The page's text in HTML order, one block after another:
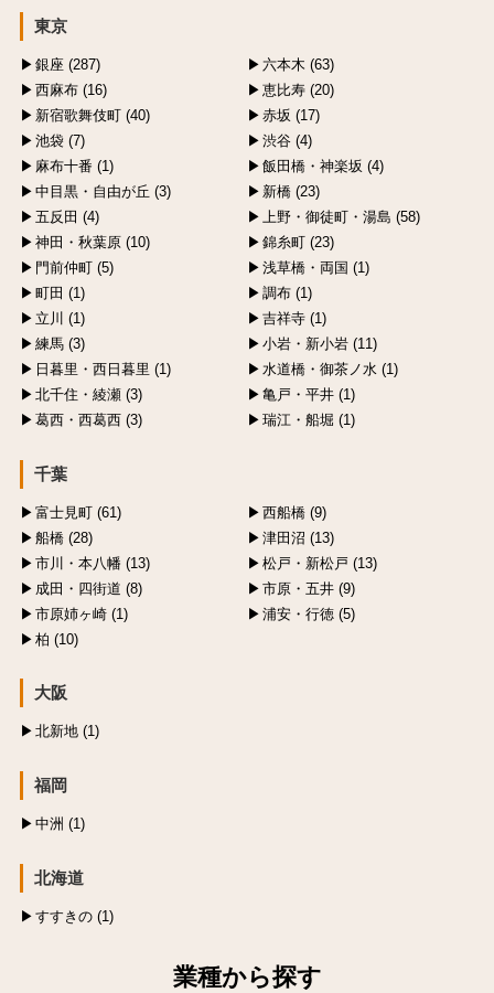
東京
銀座 (287)
六本木 (63)
西麻布 (16)
恵比寿 (20)
新宿歌舞伎町 (40)
赤坂 (17)
池袋 (7)
渋谷 (4)
麻布十番 (1)
飯田橋・神楽坂 (4)
中目黒・自由が丘 (3)
新橋 (23)
五反田 (4)
上野・御徒町・湯島 (58)
神田・秋葉原 (10)
錦糸町 (23)
門前仲町 (5)
浅草橋・両国 (1)
町田 (1)
調布 (1)
立川 (1)
吉祥寺 (1)
練馬 (3)
小岩・新小岩 (11)
日暮里・西日暮里 (1)
水道橋・御茶ノ水 (1)
北千住・綾瀬 (3)
亀戸・平井 (1)
葛西・西葛西 (3)
瑞江・船堀 (1)
千葉
富士見町 (61)
西船橋 (9)
船橋 (28)
津田沼 (13)
市川・本八幡 (13)
松戸・新松戸 (13)
成田・四街道 (8)
市原・五井 (9)
市原姉ヶ崎 (1)
浦安・行徳 (5)
柏 (10)
大阪
北新地 (1)
福岡
中洲 (1)
北海道
すすきの (1)
業種から探す